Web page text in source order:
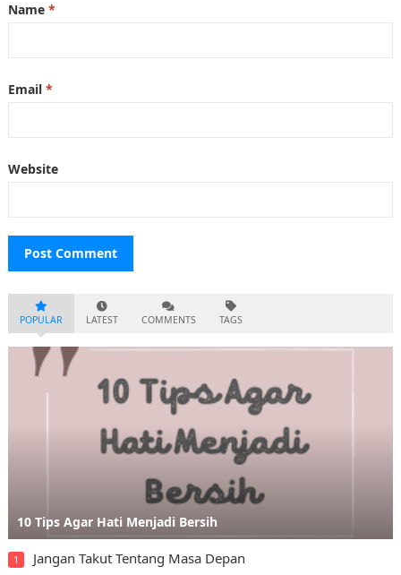
Name *
Email *
Website
POPULAR LATEST COMMENTS TAGS
10 Tips Agar Hati Menjadi Bersih
1 Jangan Takut Tentang Masa Depan